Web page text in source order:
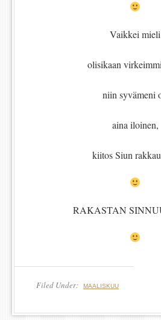
Vaikkei mieli
olisikaan
niin syvämeni
aina iloinen,
kiitos Siun
RAKASTAN
Filed Under: MAALISKUU